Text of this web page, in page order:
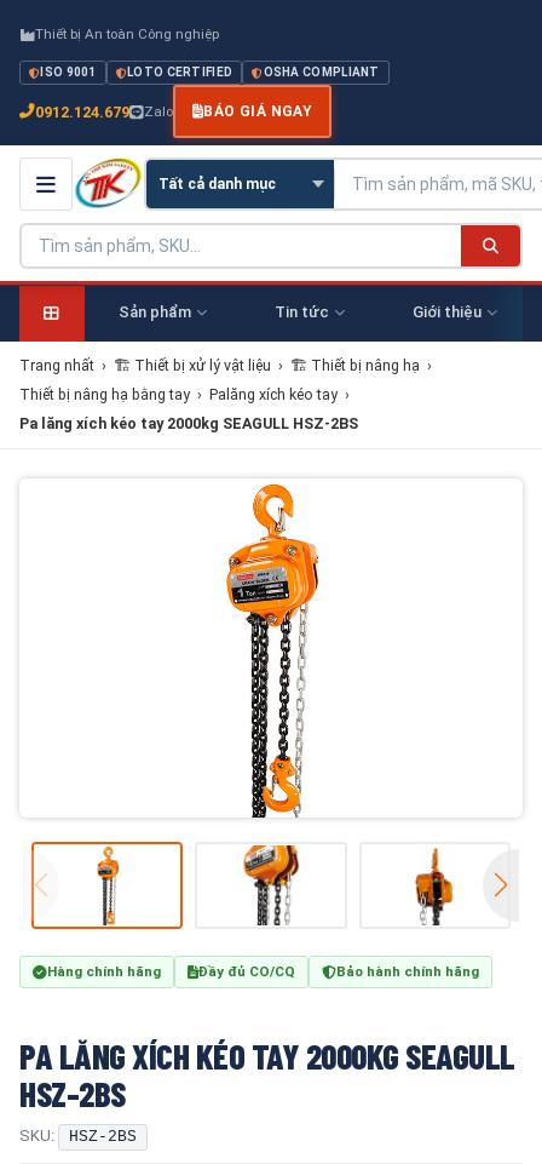
Thiết bị An toàn Công nghiệp
ISO 9001 LOTO CERTIFIED OSHA COMPLIANT
0912.124.679 Zalo BÁO GIÁ NGAY
Sản phẩm Tin tức Giới thiệu
Trang nhất › 🏗 Thiết bị xử lý vật liệu › 🏗 Thiết bị nâng hạ ›
Thiết bị nâng hạ bằng tay › Palăng xích kéo tay ›
Pa lăng xích kéo tay 2000kg SEAGULL HSZ-2BS
Hàng chính hãng Đầy đủ CO/CQ Bảo hành chính hãng
PA LĂNG XÍCH KÉO TAY 2000KG SEAGULL
HSZ-2BS
SKU: HSZ-2BS